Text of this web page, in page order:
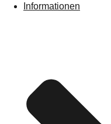
Informationen